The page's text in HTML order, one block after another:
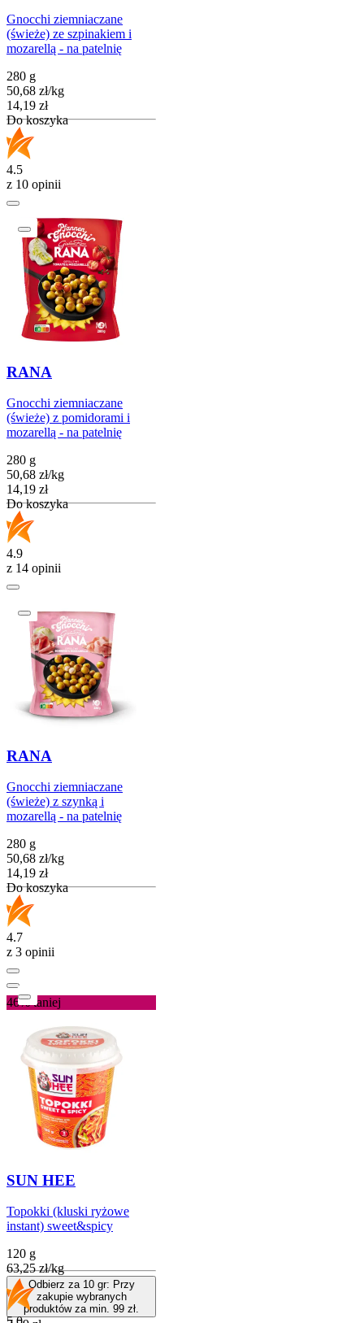
Gnocchi ziemniaczane
(świeże) ze szpinakiem i
mozarellą - na patelnię
280 g
50,68 zł/kg
Cena
14,19 zł
Do koszyka
4.5
z 10 opinii
RANA
Gnocchi ziemniaczane
(świeże) z pomidorami i
mozarellą - na patelnię
280 g
50,68 zł/kg
Cena
14,19 zł
Do koszyka
4.9
z 14 opinii
RANA
Gnocchi ziemniaczane
(świeże) z szynką i
mozarellą - na patelnię
280 g
50,68 zł/kg
Cena
14,19 zł
Do koszyka
4.7
z 3 opinii
46%taniej
SUN HEE
Topokki (kluski ryżowe
instant) sweet&spicy
120 g
63,25 zł/kg
Odbierz za 10 gr: Przy
zakupie wybranych
produktów za min. 99 zł.